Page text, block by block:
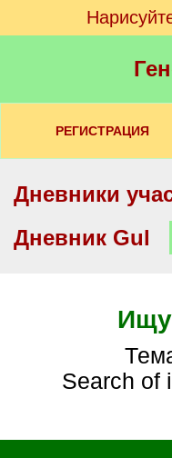
РЕГИСТРАЦИЯ
Дневники
Дневник Gul
Ищу
Search of